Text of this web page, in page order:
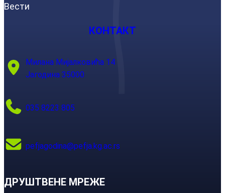
Вести
КОНТАКТ
Милана Мијалковића 14
Јагодина 35000
035 8223 805
pefjagodina@pefja.kg.ac.rs
ДРУШТВЕНЕ МРЕЖЕ